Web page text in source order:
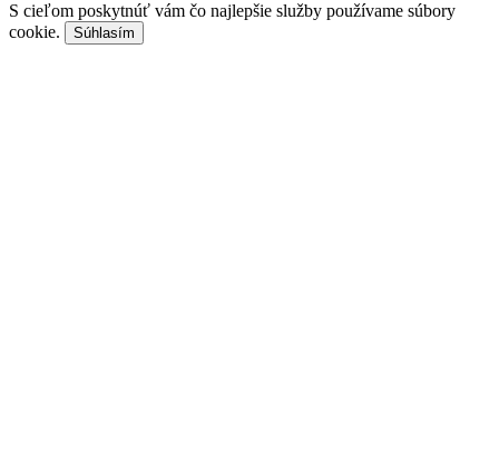
S cieľom poskytnúť vám čo najlepšie služby používame súbory
cookie.
Súhlasím